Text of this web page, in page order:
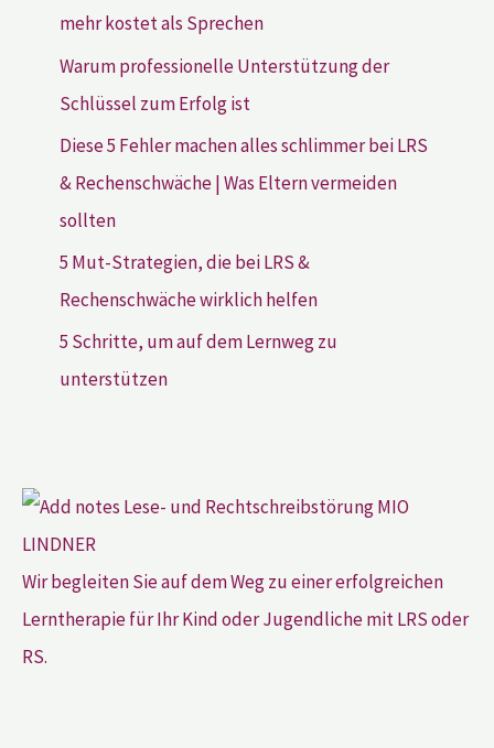
mehr kostet als Sprechen
Warum professionelle Unterstützung der
Schlüssel zum Erfolg ist
Diese 5 Fehler machen alles schlimmer bei LRS
& Rechenschwäche | Was Eltern vermeiden
sollten
5 Mut-Strategien, die bei LRS &
Rechenschwäche wirklich helfen
5 Schritte, um auf dem Lernweg zu
unterstützen
Wir begleiten Sie auf dem Weg zu einer erfolgreichen
Lerntherapie für Ihr Kind oder Jugendliche mit LRS oder
RS.